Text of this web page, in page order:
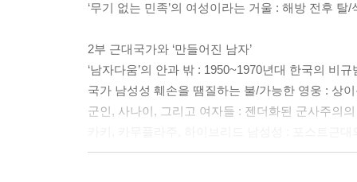
‘무기 없는 민족’의 여성이라는 거울 : 해방 전후 탈
2부 근대국가와 ‘만들어진 남자’
‘남자다움’의 안과 밖 : 1950~1970년대 한국의 비
국가 남성성 훼손을 땜질하는 불/가능한 영웅 : 상
군인, 사나이, 그리고 여자들 : 젠더화된 군사주의